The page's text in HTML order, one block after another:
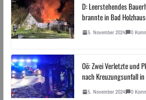
D: Leerstehendes
brannte in Bad
5. November 2024 0
Oö: Zwei Verletzte und
nach Kreuzungsunfall in
5. November 2024 0